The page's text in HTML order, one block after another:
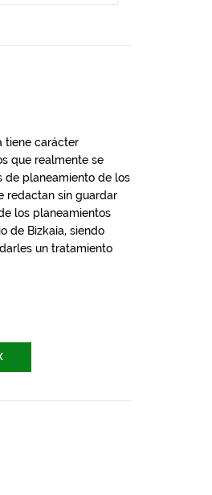
tiene carácter
que realmente se
de planeamiento de los
redactan sin guardar
los planeamientos
de Bizkaia, siendo
un tratamiento